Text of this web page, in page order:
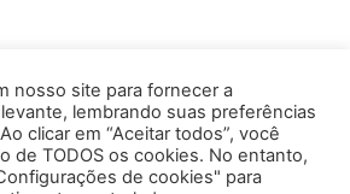
nosso site para fornecer a
lembrando suas preferências
clicar em “Aceitar todos”, você
de TODOS os cookies. No entanto,
de cookies" para